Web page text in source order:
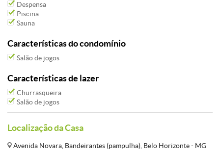
Despensa
Piscina
Sauna
Características do condomínio
Salão de jogos
Características de lazer
Churrasqueira
Salão de jogos
Localização da Casa
Avenida Novara, Bandeirantes (pampulha), Belo Horizonte - MG